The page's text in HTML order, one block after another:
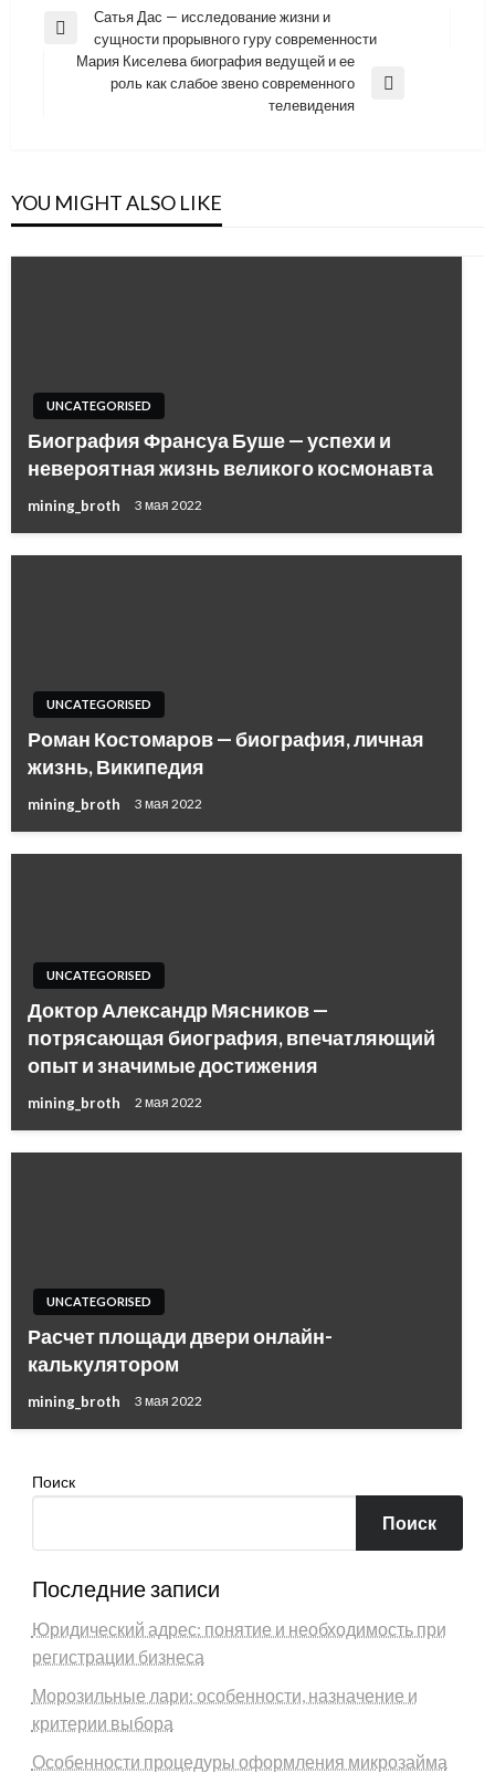
Навигация
записям
Previous
Сатья Дас — исследование жизни и
сущности прорывного гуру современности
Мария Киселева биография ведущей и ее
роль как слабое звено современного
телевидения
YOU MIGHT ALSO LIKE
UNCATEGORISED
Биография Франсуа Буше — успехи и
невероятная жизнь великого космонавта
mining_broth 3 мая 2022
UNCATEGORISED
Роман Костомаров — биография, личная
жизнь, Википедия
mining_broth 3 мая 2022
UNCATEGORISED
Доктор Александр Мясников —
потрясающая биография, впечатляющий
опыт и значимые достижения
mining_broth 2 мая 2022
UNCATEGORISED
Расчет площади двери онлайн-
калькулятором
mining_broth 3 мая 2022
Поиск
Поиск
Последние записи
Юридический адрес: понятие и необходимость при
регистрации бизнеса
Морозильные лари: особенности, назначение и
критерии выбора
Особенности процедуры оформления микрозайма